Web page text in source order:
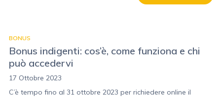
BONUS
Bonus indigenti: cos’è, come funziona e chi
può accedervi
17 Ottobre 2023
C’è tempo fino al 31 ottobre 2023 per richiedere online il